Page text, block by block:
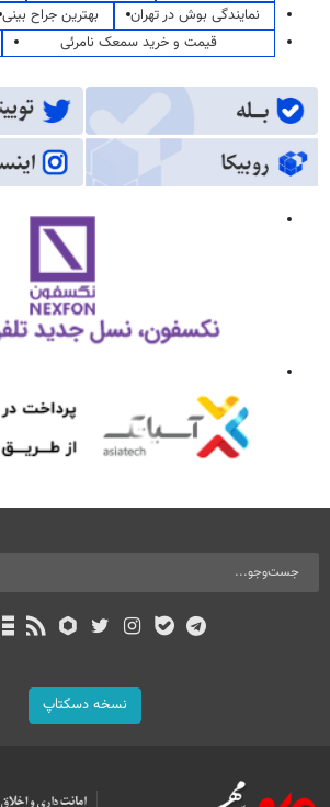
نمایندگی بوش در تهران
بهترین جراح بینی
قیمت و خرید سمعک نامرئی
نسخه دسکتاپ